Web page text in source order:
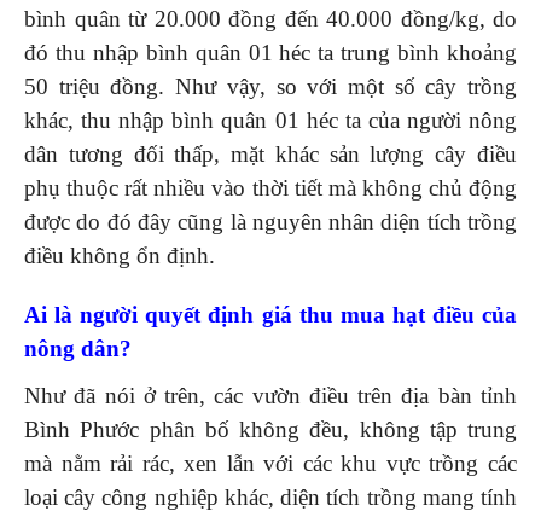
bình quân từ 20.000 đồng đến 40.000 đồng/kg, do
đó thu nhập bình quân 01 héc ta trung bình khoảng
50 triệu đồng. Như vậy, so với một số cây trồng
khác, thu nhập bình quân 01 héc ta của người nông
dân tương đối thấp, mặt khác sản lượng cây điều
phụ thuộc rất nhiều vào thời tiết mà không chủ động
được do đó đây cũng là nguyên nhân diện tích trồng
điều không ổn định.
Ai là người quyết định giá thu mua hạt điều của
nông dân?
Như đã nói ở trên, các vườn điều trên địa bàn tỉnh
Bình Phước phân bố không đều, không tập trung
mà nằm rải rác, xen lẫn với các khu vực trồng các
loại cây công nghiệp khác, diện tích trồng mang tính